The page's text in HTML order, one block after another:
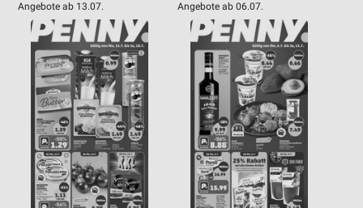
Angebote ab 13.07. Angebote ab 06.07.